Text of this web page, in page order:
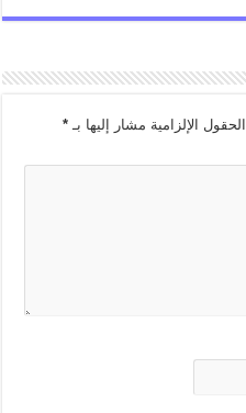
الحقول الإلزامية مشار إليها بـ*